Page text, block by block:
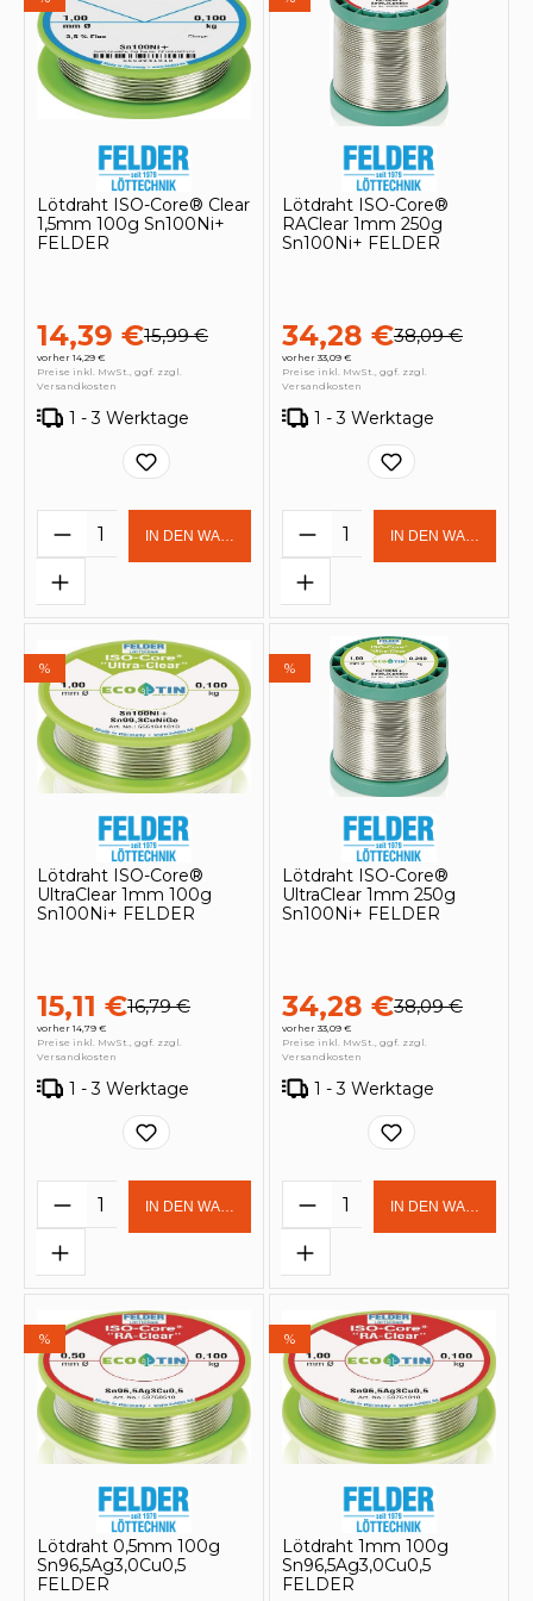
Lötdraht ISO-Core® Clear
1,5mm 100g Sn100Ni+
FELDER
14,39 €15,99 €
vorher 14,29 €
Preise inkl. MwSt., ggf. zzgl.
Versandkosten
1 - 3 Werktage
Produkt Anzahl: Gib den
IN DEN WARENKORB
Lötdraht ISO-Core®
RAClear 1mm 250g
Sn100Ni+ FELDER
34,28 €38,09 €
vorher 33,09 €
Preise inkl. MwSt., ggf. zzgl.
Versandkosten
1 - 3 Werktage
Produkt Anzahl:
IN DEN
%
Lötdraht ISO-Core®
UltraClear 1mm 100g
Sn100Ni+ FELDER
15,11 €16,79 €
vorher 14,79 €
Preise inkl. MwSt., ggf. zzgl.
Versandkosten
1 - 3 Werktage
Produkt Anzahl: Gib den
IN DEN WARENKORB
%
Lötdraht ISO-Core®
UltraClear 1mm 250g
Sn100Ni+ FELDER
34,28 €38,09 €
vorher 33,09 €
Preise inkl. MwSt., ggf. zzgl.
Versandkosten
1 - 3 Werktage
Produkt Anzahl:
IN DEN
%
Lötdraht 0,5mm 100g
Sn96,5Ag3,0Cu0,5
FELDER
%
Lötdraht 1mm 100g
Sn96,5Ag3,0Cu0,5
FELDER